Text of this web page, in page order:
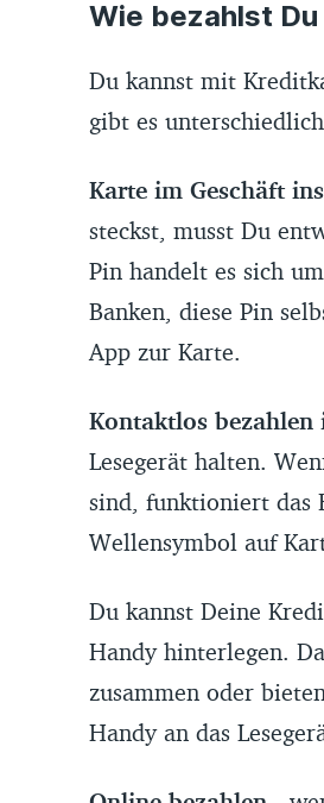
Wie bezahlst
Du kannst mit
gibt es
Karte im Geschäft
steckst, musst Du
Pin handelt es sich
Banken, diese Pin
App zur Karte.
Kontaktlos bezahlen
Lesegerät halten.
sind, funktioniert das
Wellensymbol auf
Du kannst Deine
Handy hinterlegen.
zusammen oder
Handy an das